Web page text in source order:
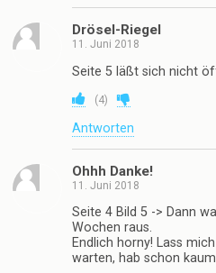
Drösel-Riegel
11. Juni 2018
Seite 5 läßt sich nicht
(4)
Antworten
Ohhh Danke!
11. Juni 2018
Seite 4 Bild 5 -> Dann
Wochen raus.
Endlich horny! Lass
warten, hab schon